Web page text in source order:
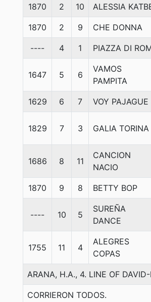
1870 2 10 ALESSIA
1870 2 9 CHE DONNA
---- 4 1 PIAZZA DI
1647 5 6
VAMOS
PAMPITA
1629 6 7 VOY PAJAGUE
1829 7 3 GALIA TORINA
1686 8 11
CANCION
NACIO
1870 9 8 BETTY BOP
---- 10 5
SUREÑA
DANCE
1755 11 4
ALEGRES
COPAS
ARANA, H.A., 4. LINE OF
CORRIERON TODOS.